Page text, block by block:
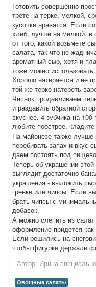
Готовить совершенно
трете на терке, мелкой,
кусочки нравятся. Если
хлеб, лучше на мелкой, в
от того, какой возьмете
салата, так что не
ароматный сыр, хотя и
тоже можно
Хорошо натирается и не
той же терке натереть
Чеснок продавливаем
и раздавить обратной
вкуснее. 4 зубчика на
любите поострее,
На майонезе также
перебивать запах и
даем постоять под
Теперь об украшении
выглядит достаточно
украшения - выложить
гренки или чипсы. Если
брать чипсы с
добавок.
А можно слепить из салат
оформление придется как
Если решились на
чтобы фигурки держали
Автор: Ирина
Овощные салаты